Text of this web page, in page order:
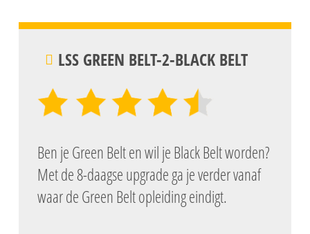
LSS GREEN BELT-2-BLACK BELT
Ben je Green Belt en wil je Black Belt worden?
Met de 8-daagse upgrade ga je verder vanaf
waar de Green Belt opleiding eindigt.